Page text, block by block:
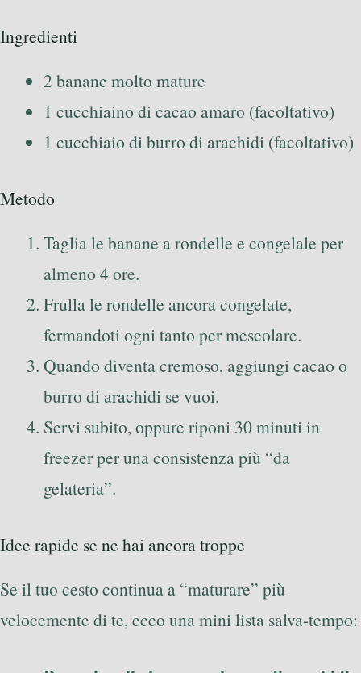
Ingredienti
2 banane molto mature
1 cucchiaino di cacao amaro (facoltativo)
1 cucchiaio di burro di arachidi (facoltativo)
Metodo
Taglia le banane a rondelle e congelale per
almeno 4 ore.
Frulla le rondelle ancora congelate,
fermandoti ogni tanto per mescolare.
Quando diventa cremoso, aggiungi cacao o
burro di arachidi se vuoi.
Servi subito, oppure riponi 30 minuti in
freezer per una consistenza più “da
gelateria”.
Idee rapide se ne hai ancora troppe
Se il tuo cesto continua a “maturare” più
velocemente di te, ecco una mini lista salva-tempo: